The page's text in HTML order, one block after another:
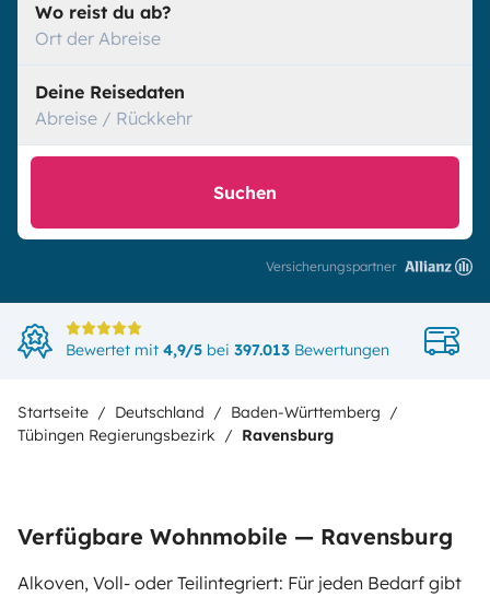
Wo reist du ab?
Ort der Abreise
Deine Reisedaten
Abreise / Rückkehr
Suchen
Versicherungspartner
Bewertet mit 4,9/5 bei 397.013 Bewertungen
Startseite Deutschland
Baden-Württemberg
Tübingen Regierungsbezirk
Ravensburg
Verfügbare Wohnmobile — Ravensburg
Alkoven, Voll- oder Teilintegriert: Für jeden Bedarf gibt